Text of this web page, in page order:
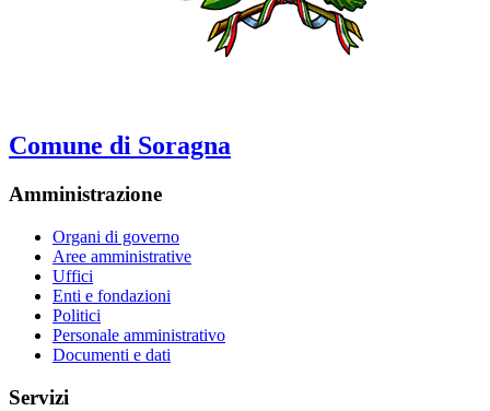
Comune di Soragna
Amministrazione
Organi di governo
Aree amministrative
Uffici
Enti e fondazioni
Politici
Personale amministrativo
Documenti e dati
Servizi